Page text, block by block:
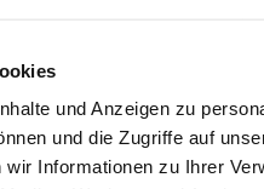
und Anzeigen zu
und die Zugriffe auf
Informationen zu Ihrer
Distributionsservices
Finanznachrichten und
Deutsch